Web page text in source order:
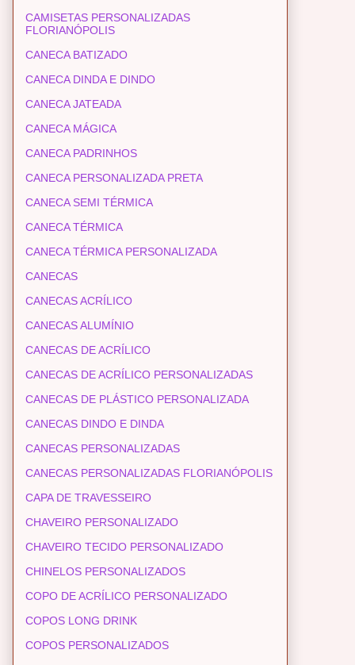
CAMISETAS PERSONALIZADAS
FLORIANÓPOLIS
CANECA BATIZADO
CANECA DINDA E DINDO
CANECA JATEADA
CANECA MÁGICA
CANECA PADRINHOS
CANECA PERSONALIZADA PRETA
CANECA SEMI TÉRMICA
CANECA TÉRMICA
CANECA TÉRMICA PERSONALIZADA
CANECAS
CANECAS ACRÍLICO
CANECAS ALUMÍNIO
CANECAS DE ACRÍLICO
CANECAS DE ACRÍLICO PERSONALIZADAS
CANECAS DE PLÁSTICO PERSONALIZADA
CANECAS DINDO E DINDA
CANECAS PERSONALIZADAS
CANECAS PERSONALIZADAS FLORIANÓPOLIS
CAPA DE TRAVESSEIRO
CHAVEIRO PERSONALIZADO
CHAVEIRO TECIDO PERSONALIZADO
CHINELOS PERSONALIZADOS
COPO DE ACRÍLICO PERSONALIZADO
COPOS LONG DRINK
COPOS PERSONALIZADOS